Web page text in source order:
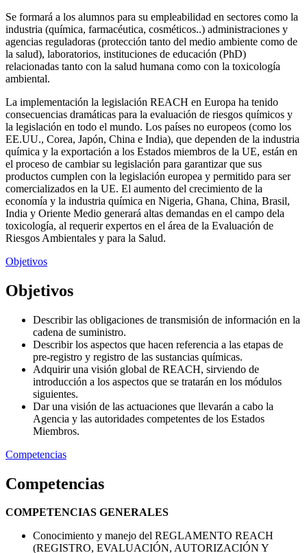
Se formará a los alumnos para su empleabilidad en sectores como la
industria (química, farmacéutica, cosméticos..) administraciones y
agencias reguladoras (protección tanto del medio ambiente como de
la salud), laboratorios, instituciones de educación (PhD)
relacionadas tanto con la salud humana como con la toxicología
ambiental.
La implementación la legislación REACH en Europa ha tenido
consecuencias dramáticas para la evaluación de riesgos químicos y
la legislación en todo el mundo. Los países no europeos (como los
EE.UU., Corea, Japón, China e India), que dependen de la industria
química y la exportación a los Estados miembros de la UE, están en
el proceso de cambiar su legislación para garantizar que sus
productos cumplen con la legislación europea y permitido para ser
comercializados en la UE. El aumento del crecimiento de la
economía y la industria química en Nigeria, Ghana, China, Brasil,
India y Oriente Medio generará altas demandas en el campo dela
toxicología, al requerir expertos en el área de la Evaluación de
Riesgos Ambientales y para la Salud.
Objetivos
Objetivos
Describir las obligaciones de transmisión de información en la
cadena de suministro.
Describir los aspectos que hacen referencia a las etapas de
pre-registro y registro de las sustancias químicas.
Adquirir una visión global de REACH, sirviendo de
introducción a los aspectos que se tratarán en los módulos
siguientes.
Dar una visión de las actuaciones que llevarán a cabo la
Agencia y las autoridades competentes de los Estados
Miembros.
Competencias
Competencias
COMPETENCIAS GENERALES
Conocimiento y manejo del REGLAMENTO REACH
(REGISTRO, EVALUACIÓN, AUTORIZACIÓN Y